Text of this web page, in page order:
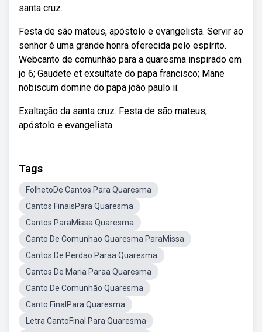
santa cruz.
Festa de são mateus, apóstolo e evangelista. Servir ao
senhor é uma grande honra oferecida pelo espírito.
Webcanto de comunhão para a quaresma inspirado em
jo 6; Gaudete et exsultate do papa francisco; Mane
nobiscum domine do papa joão paulo ii.
Exaltação da santa cruz. Festa de são mateus,
apóstolo e evangelista.
Tags
FolhetoDe Cantos Para Quaresma
Cantos FinaisPara Quaresma
Cantos ParaMissa Quaresma
Canto De Comunhao Quaresma ParaMissa
Cantos De Perdao Paraa Quaresma
Cantos De Maria Paraa Quaresma
Canto De Comunhão Quaresma
Canto FinalPara Quaresma
Letra CantoFinal Para Quaresma